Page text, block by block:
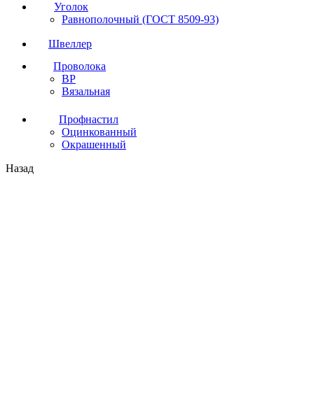
Уголок
Равнополочный (ГОСТ 8509-93)
Швеллер
Проволока
ВР
Вязальная
Профнастил
Оцинкованный
Окрашенный
Назад